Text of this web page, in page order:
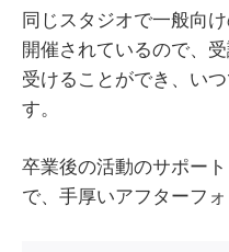
同じスタジオで一般向
開催されているので、
受けることができ、い
す。
卒業後の活動のサポー
で、手厚いアフターフォ